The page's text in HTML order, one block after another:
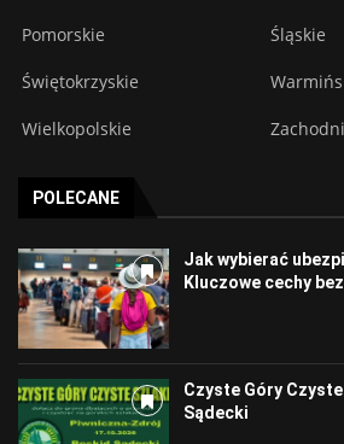
Pomorskie Śląskie
Świętokrzyskie
Wielkopolskie
POLECANE
Jak wybierać
Kluczowe cechy
Czyste Góry
Sądecki